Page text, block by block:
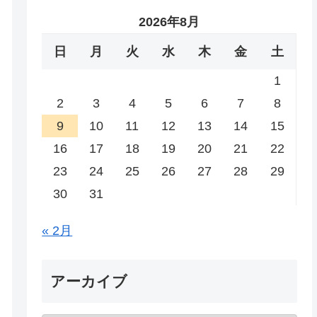
2026年8月
日 月 火 水 木 金 土
1
2
3 4 5 6 7
8
9
10 11 12 13 14
15
16
17 18 19 20 21
22
23
24 25 26 27 28
29
30
31
« 2月
アーカイブ